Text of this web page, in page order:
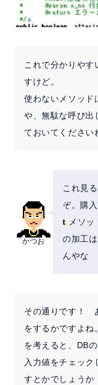
これで分かりやす
すけど。
使わないメソッド
や、無駄な呼び出
ておいてください
かつお
これ見
ぞ。購
tメソッ
の加工
んやな
その通りです！
をするかですよ
を考えると、DB
入力値をチェック
すとかでしょうか